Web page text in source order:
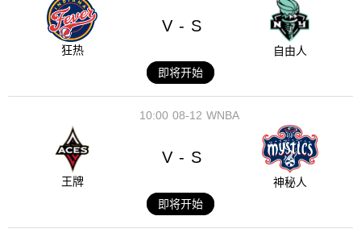
狂热
V - S
自由人
即将开始
08-12
10:00 WNBA
王牌
V - S
神秘人
即将开始